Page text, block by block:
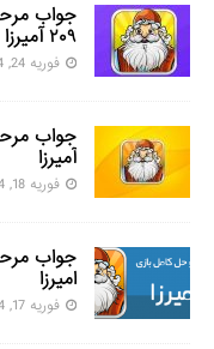
۲۰۹ آمیرزا
فوریه 24, 2024
آمیرزا
فوریه 18, 2024
امیرزا
فوریه 17, 2024